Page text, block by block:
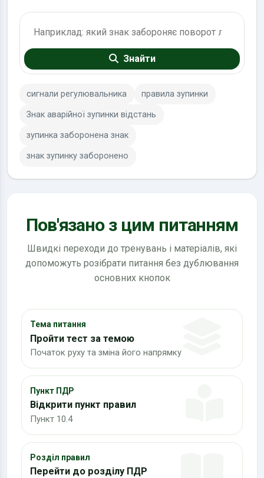
Знайти
сигнали регулювальника правила зупинки
Знак аварійної зупинки відстань
зупинка заборонена знак
знак зупинку заборонено
Пов'язано з цим питанням
Швидкі переходи до тренувань і матеріалів, які
допоможуть розібрати питання без дублювання
основних кнопок
Тема питання
Пройти тест за темою
Початок руху та зміна його напрямку
Пункт ПДР
Відкрити пункт правил
Пункт 10.4
Розділ правил
Перейти до розділу ПДР